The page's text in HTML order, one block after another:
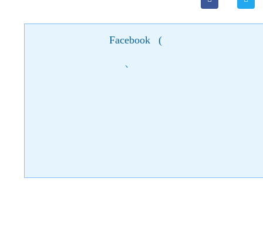
Facebook (
)